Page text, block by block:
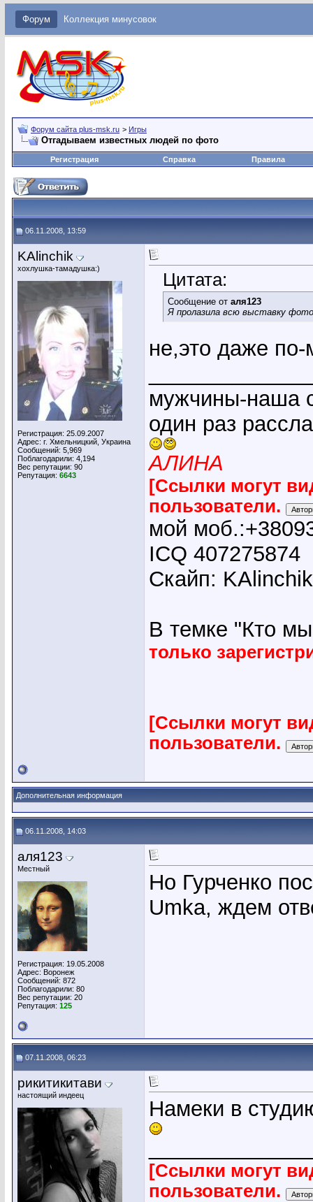
Форум Коллекция минусовок
Форум сайта plus-msk.ru > Игры
Отгадываем известных людей по фото
Регистрация Справка Правила
06.11.2008, 13:59
KAlinchik
хохлушка-тамадушка:)
Регистрация: 25.09.2007
Адрес: г. Хмельницкий, Украина
Сообщений: 5,969
Поблагодарили: 4,194
Вес репутации: 90
Репутация: 6643
Цитата:
Сообщение от аля123
Я пролазила всю выставку
не,это даже
мужчины-наша
один раз
АЛИНА
[Ссылки могут
пользователи.
мой
ICQ 407275874
Скайп:
В темке "Кто
только
[Ссылки могут
пользователи.
Дополнительная информация
06.11.2008, 14:03
аля123
Местный
Регистрация: 19.05.2008
Адрес: Воронеж
Сообщений: 872
Поблагодарили: 80
Вес репутации: 20
Репутация: 125
Но Гурченко
Umka, ждем
07.11.2008, 06:23
рикитикитави
настоящий индеец
Намеки в
[Ссылки могут
пользователи.